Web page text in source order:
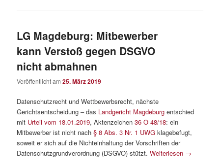
LG Magdeburg: Mitbewerber
kann Verstoß gegen DSGVO
nicht abmahnen
Veröffentlicht am25. März 2019
Datenschutzrecht und Wettbewerbsrecht, nächste
Gerichtsentscheidung – das Landgericht Magdeburg entschied
mit Urteil vom 18.01.2019, Aktenzeichen36 O 48/18: ein
Mitbewerber ist nicht nach§ 8 Abs. 3 Nr. 1 UWG klagebefugt,
soweit er sich auf die Nichteinhaltung der Vorschriften der
Datenschutzgrundverordnung (DSGVO) stützt.Weiterlesen →